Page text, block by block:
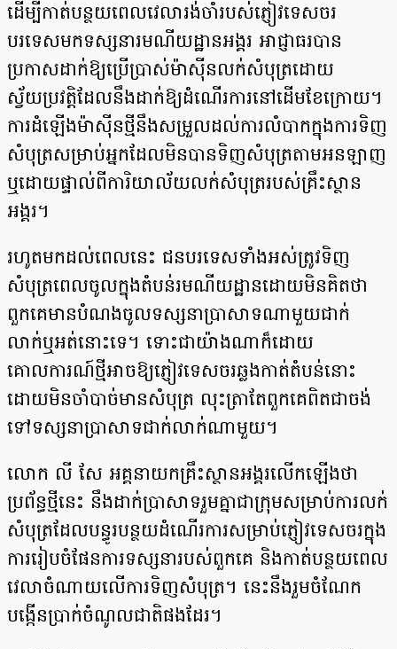
ដើម្បីកាត់បន្ថយពេលវេលារង់ចាំរបស់ភ្ញៀវទេសចរ
បរទេសមកទស្សនារមណីយដ្ឋានអង្គរ អាជ្ញាធរបាន
ប្រកាសដាក់ឱ្យប្រើប្រាស់ម៉ាស៊ីនលក់សំបុត្រដោយ
ស្វ័យប្រវត្តិដែលនឹងដាក់ឱ្យដំណើរការនៅដើមខែក្រោយ។
ការដំឡើងម៉ាស៊ីនថ្មីនឹងសម្រួលដល់ការលំបាកក្នុងការទិញ
សំបុត្រសម្រាប់អ្នកដែលមិនបានទិញសំបុត្រតាមអនឡាញ
ឬដោយផ្ទាល់ពីការិយាល័យលក់សំបុត្ររបស់គ្រឹះស្ថាន
អង្គរ។
រហូតមកដល់ពេលនេះ ជនបរទេសទាំងអស់ត្រូវទិញ
សំបុត្រពេលចូលក្នុងតំបន់រមណីយដ្ឋានដោយមិនគិតថា
ពួកគេមានបំណងចូលទស្សនាប្រាសាទណាមួយជាក់
លាក់ឬអត់នោះទេ។ ទោះជាយ៉ាងណាក៏ដោយ
គោលការណ៍ថ្មីអាចឱ្យភ្ញៀវទេសចរឆ្លងកាត់តំបន់នោះ
ដោយមិនចាំបាច់មានសំបុត្រ លុះត្រាតែពួកគេពិតជាចង់
ទៅទស្សនាប្រាសាទជាក់លាក់ណាមួយ។
លោក លី សែ អគ្គនាយកគ្រឹះស្ថានអង្គរលើកឡើងថា
ប្រព័ន្ធថ្មីនេះ នឹងដាក់ប្រាសាទរួមគ្នាជាក្រុមសម្រាប់ការលក់
សំបុត្រដែលបន្ធូរបន្ថយដំណើរការសម្រាប់ភ្ញៀវទេសចរក្នុង
ការរៀបចំផែនការទស្សនារបស់ពួកគេ និងកាត់បន្ថយពេល
វេលាចំណាយលើការទិញសំបុត្រ។ នេះនឹងរួមចំណែក
បង្កើនប្រាក់ចំណូលជាតិផងដែរ។